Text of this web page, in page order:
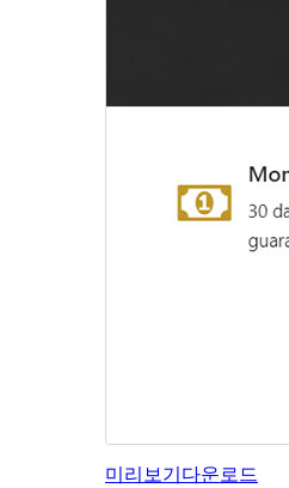
미리보기다운로드